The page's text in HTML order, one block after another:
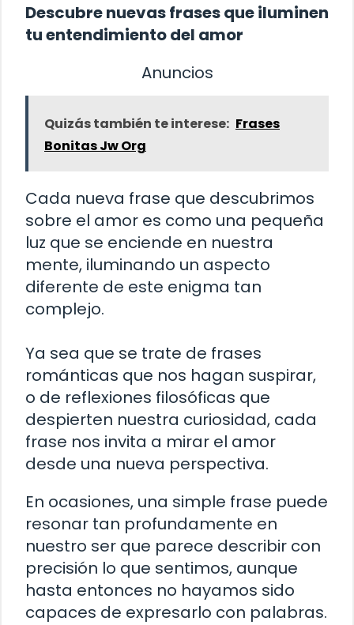
Descubre nuevas frases que iluminen
tu entendimiento del amor
Anuncios
Quizás también te interese: Frases
Bonitas Jw Org
Cada nueva frase que descubrimos
sobre el amor es como una pequeña
luz que se enciende en nuestra
mente, iluminando un aspecto
diferente de este enigma tan
complejo.
Ya sea que se trate de frases
románticas que nos hagan suspirar,
o de reflexiones filosóficas que
despierten nuestra curiosidad, cada
frase nos invita a mirar el amor
desde una nueva perspectiva.
En ocasiones, una simple frase puede
resonar tan profundamente en
nuestro ser que parece describir con
precisión lo que sentimos, aunque
hasta entonces no hayamos sido
capaces de expresarlo con palabras.